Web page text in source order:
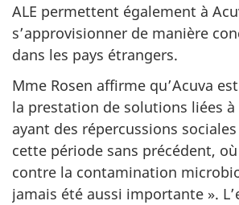
ALE permettent également à
s’approvisionner de manière
dans les pays étrangers.
Mme Rosen affirme qu’Acuva
la prestation de solutions liées à
ayant des répercussions
cette période sans précédent,
contre la contamination
jamais été aussi importante ».